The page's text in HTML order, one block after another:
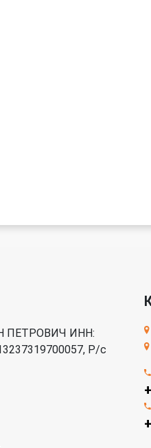
ПЕТРОВИЧ ИНН:
Р/c